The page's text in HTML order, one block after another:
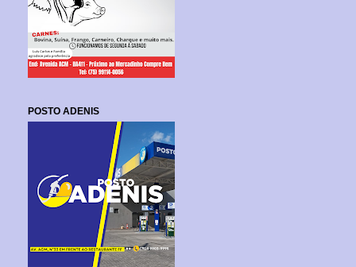
POSTO ADENIS